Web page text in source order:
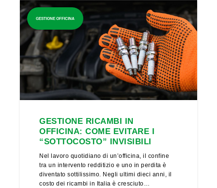
GESTIONE OFFICINA
GESTIONE RICAMBI IN
OFFICINA: COME EVITARE I
“SOTTOCOSTO” INVISIBILI
Nel lavoro quotidiano di un’officina, il confine
tra un intervento redditizio e uno in perdita è
diventato sottilissimo. Negli ultimi dieci anni, il
costo dei ricambi in Italia è cresciuto…